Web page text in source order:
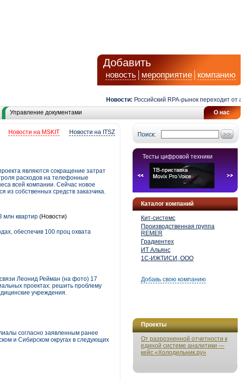
Добавить
новость мероприятие компанию
Новости: Российский RPA-рынок переходит от
О нас
Управление документами
Поиск:
Тесты цифровой техники
Каталог компаний
Кит-системс
Производственная группа
REMER
Градиентех
ИТ Альянс
1С-ИЖТИСИ, ООО
Добавь свою компанию
Проекты
От разрозненной отчетности к
единой системе аналитики —
кейс «Холодильник.ру»
Новости на ITSZ
Новости на MSKIT
являются сокращение затрат
расходов на телефонные
всей компании. Сейчас новое
из собственных средств заказчика.
млн квартир (Новости)
обеспечив 100 проц охвата
Леонид Рейман (на фото) 17
проектах: решить проблему
учреждения.
согласно заявленным ранее
и Сибирском округах в следующих